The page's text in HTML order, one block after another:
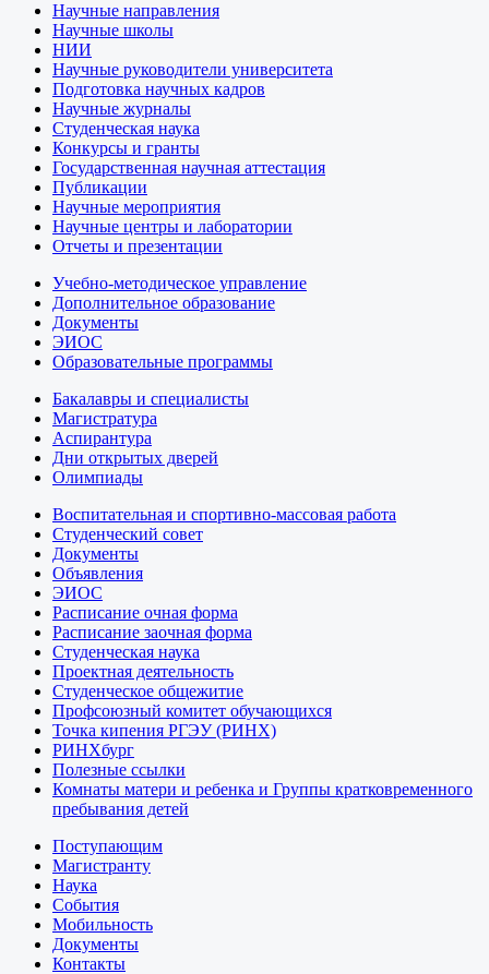
Научные направления
Научные школы
НИИ
Научные руководители университета
Подготовка научных кадров
Научные журналы
Студенческая наука
Конкурсы и гранты
Государственная научная аттестация
Публикации
Научные мероприятия
Научные центры и лаборатории
Отчеты и презентации
Учебно-методическое управление
Дополнительное образование
Документы
ЭИОС
Образовательные программы
Бакалавры и специалисты
Магистратура
Аспирантура
Дни открытых дверей
Олимпиады
Воспитательная и спортивно-массовая работа
Студенческий совет
Документы
Объявления
ЭИОС
Расписание очная форма
Расписание заочная форма
Студенческая наука
Проектная деятельность
Студенческое общежитие
Профсоюзный комитет обучающихся
Точка кипения РГЭУ (РИНХ)
РИНХбург
Полезные ссылки
Комнаты матери и ребенка и Группы кратковременного
пребывания детей
Поступающим
Магистранту
Наука
События
Мобильность
Документы
Контакты